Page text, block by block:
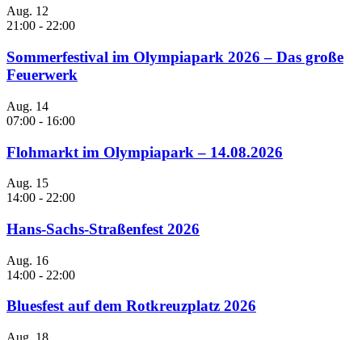
Aug. 12
21:00 - 22:00
Sommerfestival im Olympiapark 2026 – Das große
Feuerwerk
Aug. 14
07:00 - 16:00
Flohmarkt im Olympiapark – 14.08.2026
Aug. 15
14:00 - 22:00
Hans-Sachs-Straßenfest 2026
Aug. 16
14:00 - 22:00
Bluesfest auf dem Rotkreuzplatz 2026